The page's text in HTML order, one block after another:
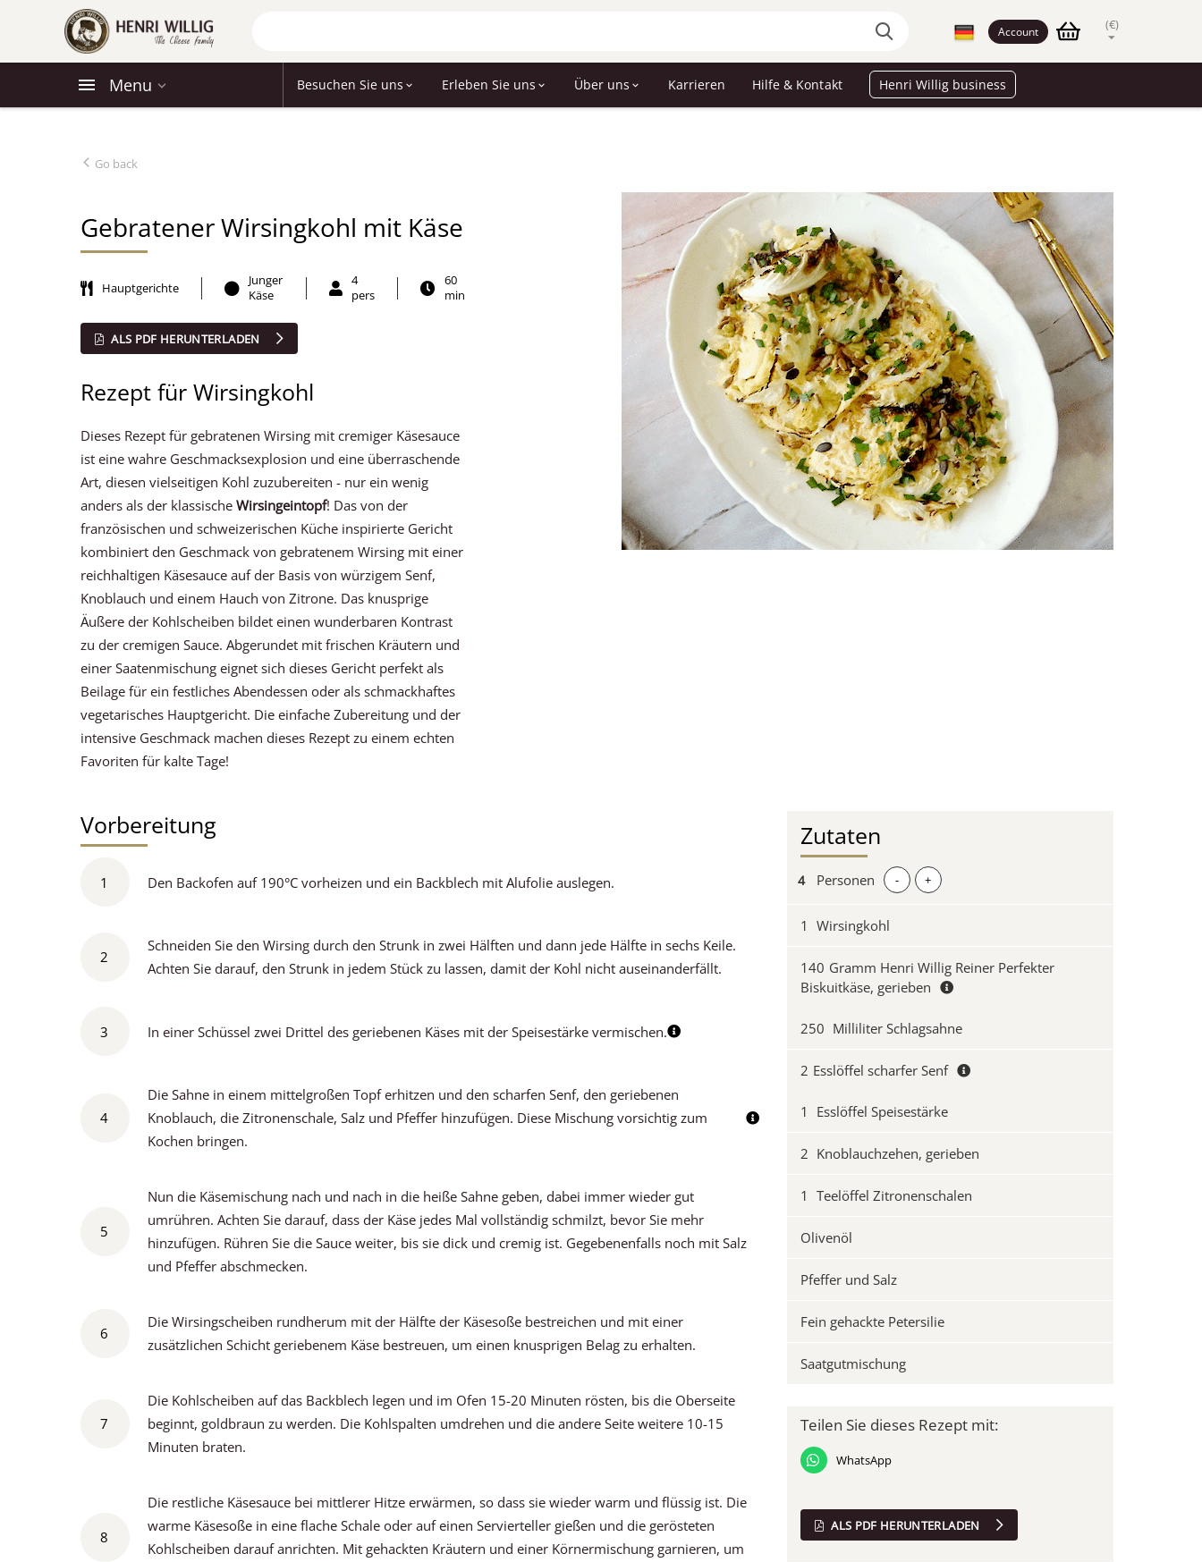
Account (€)
Menu Besuchen Sie uns Erleben Sie uns Über uns Karrieren Hilfe & Kontakt Henri Willig business
Go back
Gebratener Wirsingkohl mit Käse
Hauptgerichte
Junger
Käse
4
pers
60
min
ALS PDF HERUNTERLADEN
Rezept für Wirsingkohl
Dieses Rezept für gebratenen Wirsing mit cremiger Käsesauce
ist eine wahre Geschmacksexplosion und eine überraschende
Art, diesen vielseitigen Kohl zuzubereiten - nur ein wenig
anders als der klassische Wirsingeintopf! Das von der
französischen und schweizerischen Küche inspirierte Gericht
kombiniert den Geschmack von gebratenem Wirsing mit einer
reichhaltigen Käsesauce auf der Basis von würzigem Senf,
Knoblauch und einem Hauch von Zitrone. Das knusprige
Äußere der Kohlscheiben bildet einen wunderbaren Kontrast
zu der cremigen Sauce. Abgerundet mit frischen Kräutern und
einer Saatenmischung eignet sich dieses Gericht perfekt als
Beilage für ein festliches Abendessen oder als schmackhaftes
vegetarisches Hauptgericht. Die einfache Zubereitung und der
intensive Geschmack machen dieses Rezept zu einem echten
Favoriten für kalte Tage!
Vorbereitung
1 Den Backofen auf 190°C vorheizen und ein Backblech mit Alufolie auslegen.
2
Schneiden Sie den Wirsing durch den Strunk in zwei Hälften und dann jede Hälfte in sechs Keile.
Achten Sie darauf, den Strunk in jedem Stück zu lassen, damit der Kohl nicht auseinanderfällt.
3 In einer Schüssel zwei Drittel des geriebenen Käses mit der Speisestärke vermischen.
4
Die Sahne in einem mittelgroßen Topf erhitzen und den scharfen Senf, den geriebenen
Knoblauch, die Zitronenschale, Salz und Pfeffer hinzufügen. Diese Mischung vorsichtig zum
Kochen bringen.
5
Nun die Käsemischung nach und nach in die heiße Sahne geben, dabei immer wieder gut
umrühren. Achten Sie darauf, dass der Käse jedes Mal vollständig schmilzt, bevor Sie mehr
hinzufügen. Rühren Sie die Sauce weiter, bis sie dick und cremig ist. Gegebenenfalls noch mit Salz
und Pfeffer abschmecken.
6
Die Wirsingscheiben rundherum mit der Hälfte der Käsesoße bestreichen und mit einer
zusätzlichen Schicht geriebenem Käse bestreuen, um einen knusprigen Belag zu erhalten.
7
Die Kohlscheiben auf das Backblech legen und im Ofen 15-20 Minuten rösten, bis die Oberseite
beginnt, goldbraun zu werden. Die Kohlspalten umdrehen und die andere Seite weitere 10-15
Minuten braten.
8
Die restliche Käsesauce bei mittlerer Hitze erwärmen, so dass sie wieder warm und flüssig ist. Die
warme Käsesoße in eine flache Schale oder auf einen Servierteller gießen und die gerösteten
Kohlscheiben darauf anrichten. Mit gehackten Kräutern und einer Körnermischung garnieren, um
Zutaten
Personen - +
1 Wirsingkohl
140 Gramm Henri Willig Reiner Perfekter
Biskuitkäse, gerieben
250 Milliliter Schlagsahne
2 Esslöffel scharfer Senf
1 Esslöffel Speisestärke
2 Knoblauchzehen, gerieben
1 Teelöffel Zitronenschalen
Olivenöl
Pfeffer und Salz
Fein gehackte Petersilie
Saatgutmischung
Teilen Sie dieses Rezept mit:
WhatsApp
ALS PDF HERUNTERLADEN